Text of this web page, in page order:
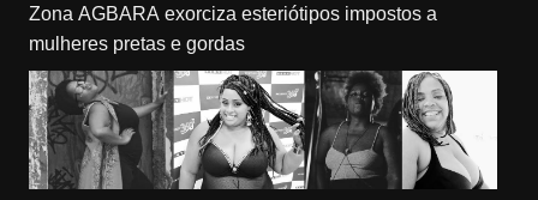
Zona AGBARA exorciza esteriótipos impostos a
mulheres pretas e gordas